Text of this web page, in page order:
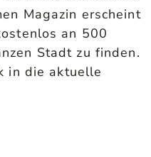
Magazin erscheint
an 500
Stadt zu finden.
in die aktuelle